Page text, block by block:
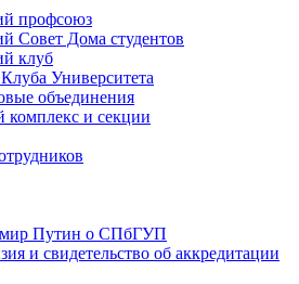
профсоюз
Совет Дома студентов
клуб
Университета
объединения
и секции
Путин о СПбГУП
и свидетельство об аккредитации